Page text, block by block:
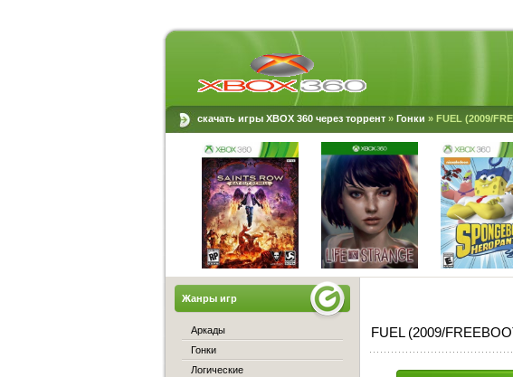
скачать игры XBOX 360 через торрент» Гонки » FUEL (2009/
FUEL (2009/
Жанры игр
Аркады
Гонки
Логические